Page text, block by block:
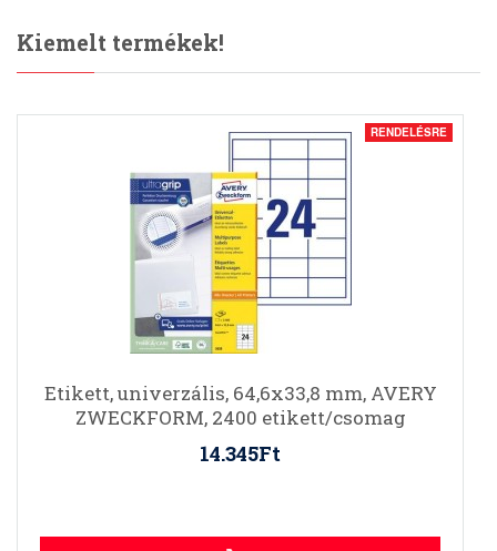
Kiemelt termékek!
RENDELÉSRE
Etikett, univerzális, 64,6x33,8 mm, AVERY
ZWECKFORM, 2400 etikett/csomag
14.345Ft